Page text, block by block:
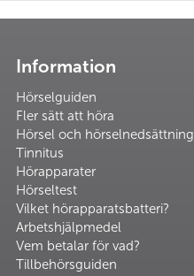
Information
Hörselguiden
Fler sätt att höra
Hörsel och hörselnedsättning
Tinnitus
Hörapparater
Hörseltest
Vilket hörapparatsbatteri?
Arbetshjälpmedel
Vem betalar för vad?
Tillbehörsguiden